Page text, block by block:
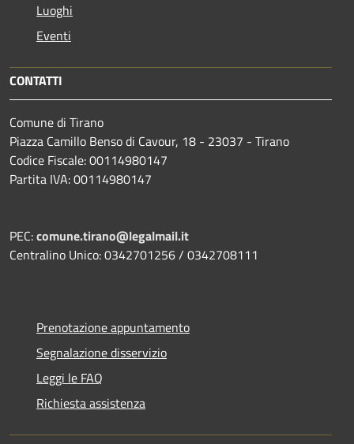
Luoghi
Eventi
CONTATTI
Comune di Tirano
Piazza Camillo Benso di Cavour, 18 - 23037 - Tirano
Codice Fiscale: 00114980147
Partita IVA: 00114980147
PEC:comune.tirano@legalmail.it
Centralino Unico: 0342701256 / 0342708111
Prenotazione appuntamento
Segnalazione disservizio
Leggi le FAQ
Richiesta assistenza